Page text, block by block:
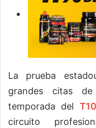
La prueba
grandes citas
temporada del
circuito